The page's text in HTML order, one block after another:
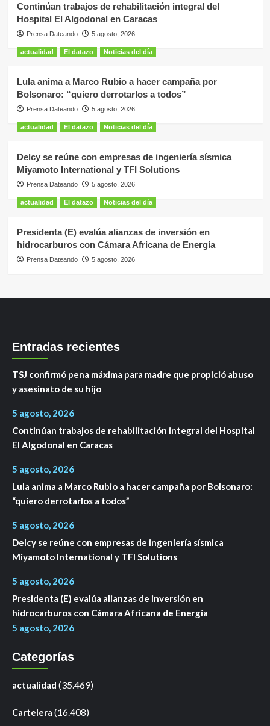
Continúan trabajos de rehabilitación integral del
Hospital El Algodonal en Caracas
Prensa Dateando 5 agosto, 2026
actualidad El datazo Noticias del día
Lula anima a Marco Rubio a hacer campaña por
Bolsonaro: “quiero derrotarlos a todos”
Prensa Dateando 5 agosto, 2026
actualidad El datazo Noticias del día
Delcy se reúne con empresas de ingeniería sísmica
Miyamoto International y TFI Solutions
Prensa Dateando 5 agosto, 2026
actualidad El datazo Noticias del día
Presidenta (E) evalúa alianzas de inversión en
hidrocarburos con Cámara Africana de Energía
Prensa Dateando 5 agosto, 2026
Entradas recientes
TSJ confirmó pena máxima para madre que propició abuso
y asesinato de su hijo
5 agosto, 2026
Continúan trabajos de rehabilitación integral del Hospital
El Algodonal en Caracas
5 agosto, 2026
Lula anima a Marco Rubio a hacer campaña por Bolsonaro:
“quiero derrotarlos a todos”
5 agosto, 2026
Delcy se reúne con empresas de ingeniería sísmica
Miyamoto International y TFI Solutions
5 agosto, 2026
Presidenta (E) evalúa alianzas de inversión en
hidrocarburos con Cámara Africana de Energía
5 agosto, 2026
Categorías
actualidad (35.469)
Cartelera (16.408)